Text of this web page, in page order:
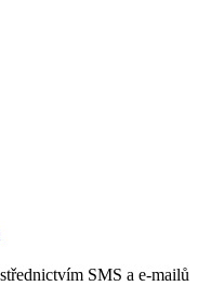
SMS a e-mailů